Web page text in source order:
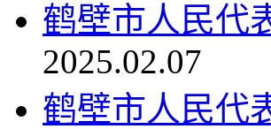
鹤壁市人民代
2025.02.07
鹤壁市人民代